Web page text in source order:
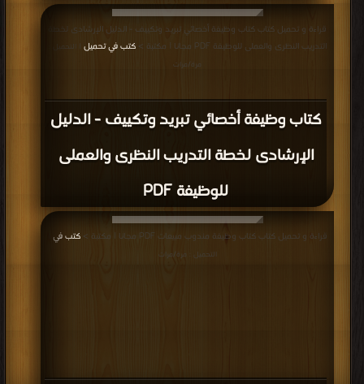
كتاب وظيفة أخصائي تبريد وتكييف - الدليل
الإرشادى لخطة التدريب النظرى والعملى
للوظيفة PDF
قراءة و تحميل كتاب كتاب وظيفة أخصائي تبريد وتكييف - الدليل الإرشادى لخطة
التدريب النظرى والعملى للوظيفة PDF مجانا | مكتبة >
كتب في تحميل
| التحميل :
مرة/مرات
قراءة و تحميل كتاب كتاب وظيفة مندوب مبيعات PDF مجانا | مكتبة > كتب في
التحميل : مرة/مرات